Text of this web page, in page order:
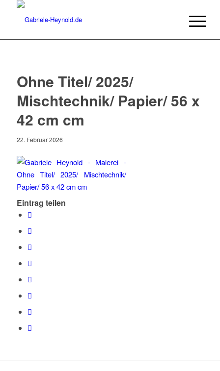
Ohne Titel/ 2025/
Mischtechnik/ Papier/ 56 x
42 cm cm
22. Februar 2026
Eintrag teilen